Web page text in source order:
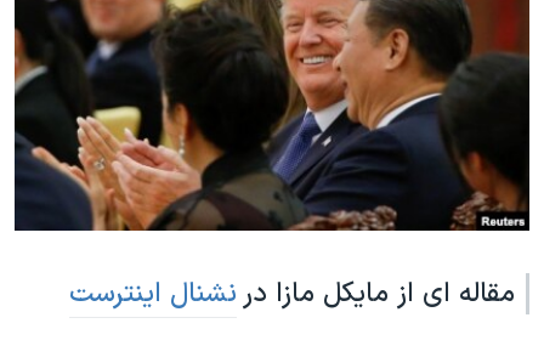
فرهنگ و زندگی
حقوق شهروندی
علم و فناوری
اسرائیل در جنگ
آرشیو پخش زنده
مستندها
انتخابات ریاست جمهوری آمریکا ۲۰۲۴
حمله جمهوری اسلامی به اسرائیل
رمز مهسا
ورزش زنان در ایران
مجموعه مستندهای دادخواهی
دنبال کنید
زبانهای مختلف
مقاله ای از مایکل مازا در نشنال اینترست